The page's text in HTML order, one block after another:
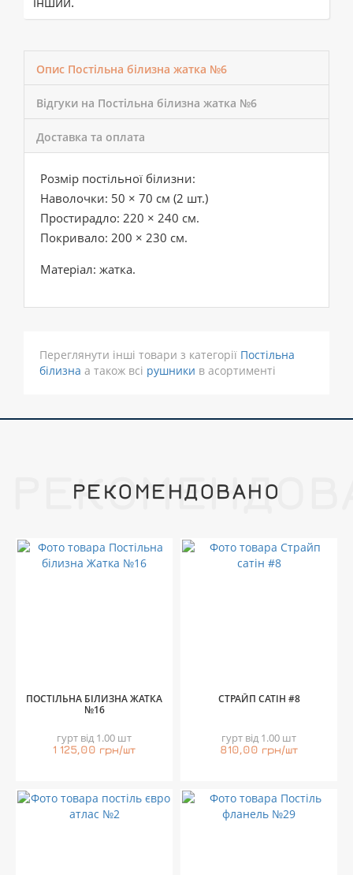
Опис Постільна білизна жатка №6
Відгуки на Постільна білизна жатка №6
Доставка та оплата
Розмір постільної білизни:
Наволочки: 50 × 70 см (2 шт.)
Простирадло: 220 × 240 см.
Покривало: 200 × 230 см.
Матеріал: жатка.
Переглянути інші товари з категорії Постільна
білизна а також всі рушники в асортименті
РЕКОМЕНДОВАНО
ПОСТІЛЬНА БІЛИЗНА ЖАТКА
№16
гурт від 1.00 шт
1 125,00 грн/шт
СТРАЙП САТІН #8
гурт від 1.00 шт
810,00 грн/шт